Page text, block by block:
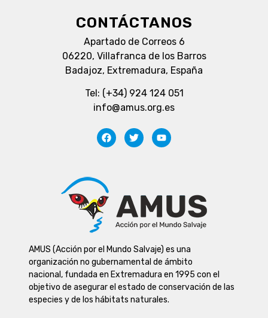
AMUS (Acción por el Mundo Salvaje) es una
organización no gubernamental de ámbito
nacional, fundada en Extremadura en 1995 con el
objetivo de asegurar el estado de conservación de las
especies y de los hábitats naturales.
CONTÁCTANOS
Apartado de Correos 6
06220, Villafranca de los Barros
Badajoz, Extremadura, España
Tel: (+34) 924 124 051
info@amus.org.es